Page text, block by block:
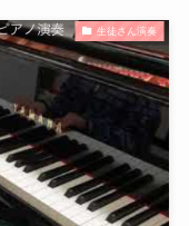
生徒さん演奏